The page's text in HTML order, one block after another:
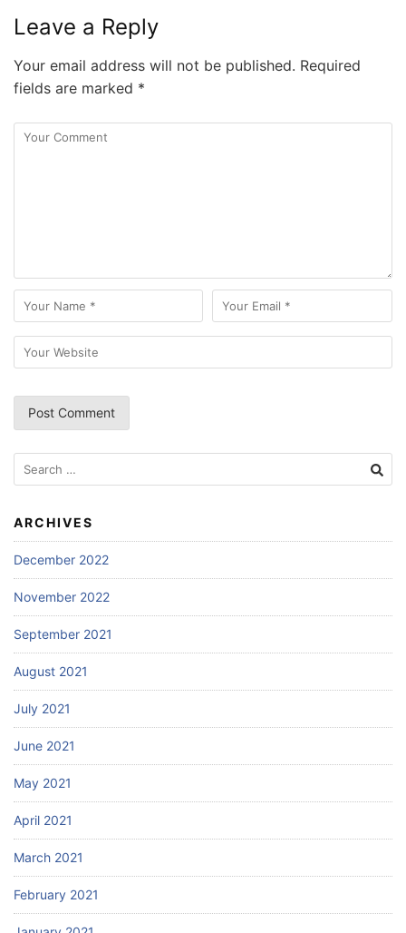
Leave a Reply
Your email address will not be published. Required
fields are marked *
Search
for:
ARCHIVES
December 2022
November 2022
September 2021
August 2021
July 2021
June 2021
May 2021
April 2021
March 2021
February 2021